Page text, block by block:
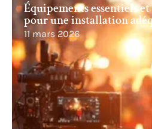
Équipements essentiels
pour une installation
11 mars 2026